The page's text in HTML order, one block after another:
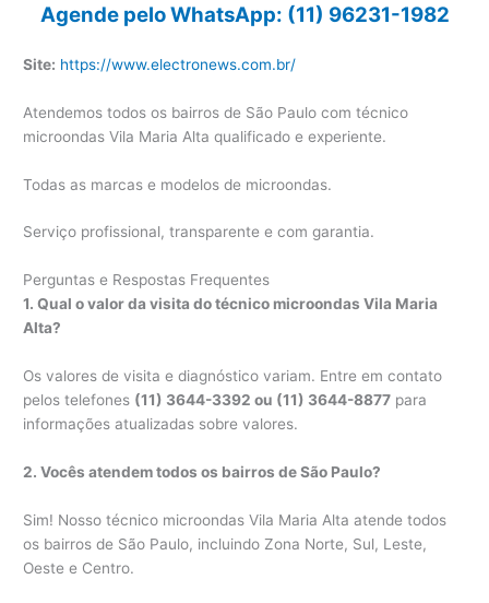
Agende pelo WhatsApp: (11) 96231-1982
Site: https://www.electronews.com.br/
Atendemos todos os bairros de São Paulo com técnico
microondas Vila Maria Alta qualificado e experiente.
Todas as marcas e modelos de microondas.
Serviço profissional, transparente e com garantia.
Perguntas e Respostas Frequentes
1. Qual o valor da visita do técnico microondas Vila Maria
Alta?
Os valores de visita e diagnóstico variam. Entre em contato
pelos telefones (11) 3644-3392 ou (11) 3644-8877 para
informações atualizadas sobre valores.
2. Vocês atendem todos os bairros de São Paulo?
Sim! Nosso técnico microondas Vila Maria Alta atende todos
os bairros de São Paulo, incluindo Zona Norte, Sul, Leste,
Oeste e Centro.